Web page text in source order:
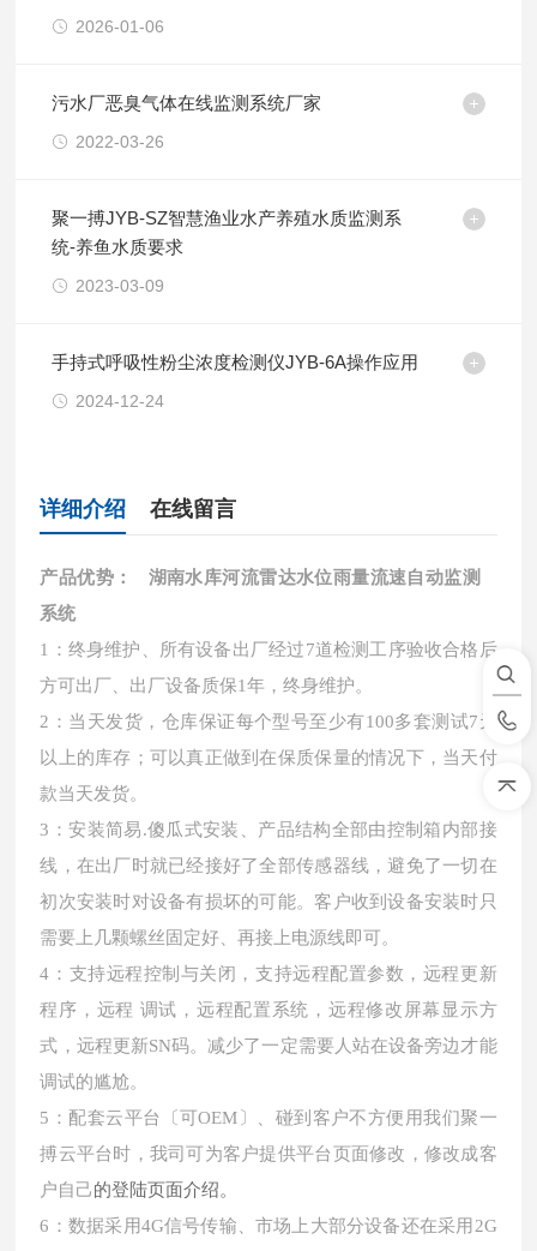
2026-01-06
污水厂恶臭气体在线监测系统厂家
2022-03-26
聚一搏JYB-SZ智慧渔业水产养殖水质监测系
统-养鱼水质要求
2023-03-09
手持式呼吸性粉尘浓度检测仪JYB-6A操作应用
2024-12-24
详细介绍 在线留言
产品优势： 湖南水库河流雷达水位雨量流速自动监测
系统
1：终身维护、所有设备出厂经过7道检测工序验收合格后
方可出厂、出厂设备质保1年，终身维护。
2：当天发货，仓库保证每个型号至少有100多套测试7天
以上的库存；可以真正做到在保质保量的情况下，当天付
款当天发货。
3：安装简易.傻瓜式安装、产品结构全部由控制箱内部接
线，在出厂时就已经接好了全部传感器线，避免了一切在
初次安装时对设备有损坏的可能。客户收到设备安装时只
需要上几颗螺丝固定好、再接上电源线即可。
4：支持远程控制与关闭，支持远程配置参数，远程更新
程序，远程 调试，远程配置系统，远程修改屏幕显示方
式，远程更新SN码。减少了一定需要人站在设备旁边才能
调试的尴尬。
5：配套云平台〔可OEM〕、碰到客户不方便用我们聚一
搏云平台时，我司可为客户提供平台页面修改，修改成客
户自己的登陆页面介绍。
6：数据采用4G信号传输、市场上大部分设备还在采用2G